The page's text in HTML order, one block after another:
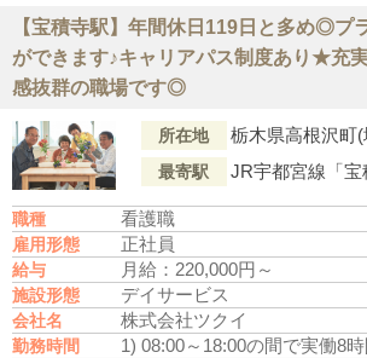
【宝積寺駅】年間休日119日と多め◎プ
ができます♪キャリアパス制度あり★充
感抜群の職場です◎
所在地 栃木県高根沢町
最寄駅
職種 看護職
雇用形態 正社員
給与 月給：220,000円～
施設形態 デイサービス
会社名 株式会社ツクイ
勤務時間 1) 08:00～18:00の間で実働8